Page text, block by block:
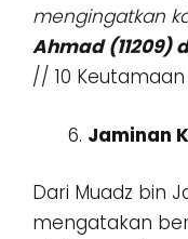
mengingatkan
Ahmad (11209)
// 10
Jaminan
Dari Muadz bin
mengatakan